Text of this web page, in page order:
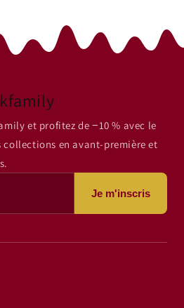
et profitez de −10 % avec le
collections en avant-première et
Je m'inscris